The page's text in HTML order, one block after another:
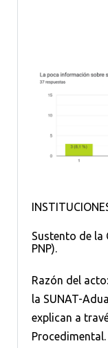
Sustento de la
PNP).
Razón del
la SUNAT-
explican a